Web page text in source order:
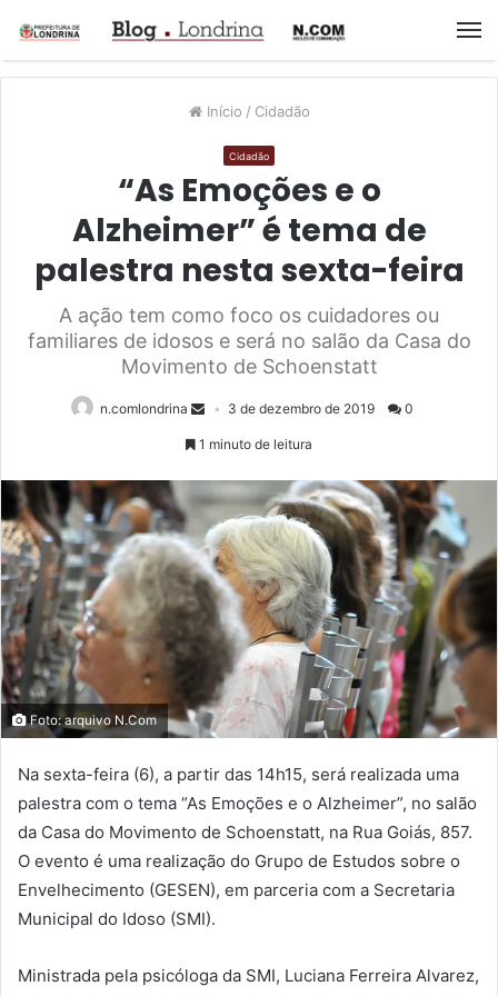
Início / Cidadão
Cidadão
“As Emoções e o
Alzheimer” é tema de
palestra nesta sexta-feira
A ação tem como foco os cuidadores ou
familiares de idosos e será no salão da Casa do
Movimento de Schoenstatt
n.comlondrina 3 de dezembro de 2019 0
1 minuto de leitura
Foto: arquivo N.Com
Na sexta-feira (6), a partir das 14h15, será realizada uma
palestra com o tema “As Emoções e o Alzheimer”, no salão
da Casa do Movimento de Schoenstatt, na Rua Goiás, 857.
O evento é uma realização do Grupo de Estudos sobre o
Envelhecimento (GESEN), em parceria com a Secretaria
Municipal do Idoso (SMI).
Ministrada pela psicóloga da SMI, Luciana Ferreira Alvarez,